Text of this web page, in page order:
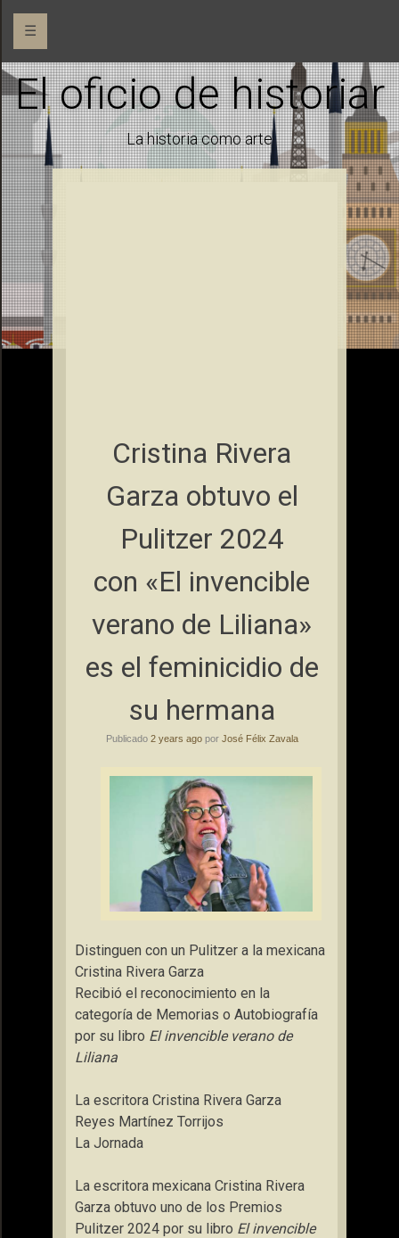
☰
El oficio de historiar
La historia como arte
Cristina Rivera
Garza obtuvo el
Pulitzer 2024
con «El invencible
verano de Liliana»
es el feminicidio de
su hermana
Publicado 2 years agopor José Félix Zavala
Distinguen con un Pulitzer a la mexicana
Cristina Rivera Garza
Recibió el reconocimiento en la
categoría de Memorias o Autobiografía
por su libro El invencible verano de
Liliana
La escritora Cristina Rivera Garza
Reyes Martínez Torrijos
La Jornada
La escritora mexicana Cristina Rivera
Garza obtuvo uno de los Premios
Pulitzer 2024 por su libro El invencible